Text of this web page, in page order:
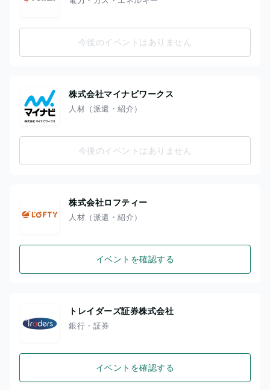
今後のイベントはありません
株式会社マイナビワークス
人材（派遣・紹介）
今後のイベントはありません
株式会社ロフティー
人材（派遣・紹介）
イベントを確認する
トレイダーズ証券株式会社
銀行・証券
イベントを確認する